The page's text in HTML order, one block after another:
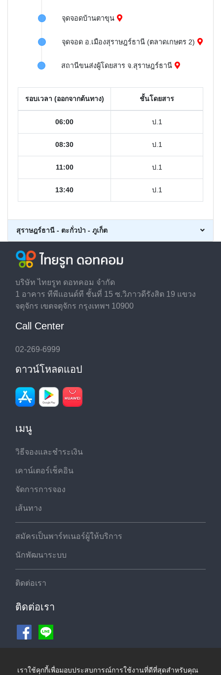
จุดจอดบ้านตาขุน
จุดจอด อ.เมืองสุราษฎร์ธานี (ตลาดเกษตร 2)
สถานีขนส่งผู้โดยสาร จ.สุราษฎร์ธานี
รอบเวลา (ออกจากต้นทาง) ชั้นโดยสาร
06:00 ป.1
08:30 ป.1
11:00 ป.1
13:40 ป.1
สุราษฎร์ธานี - ตะกั่วป่า - ภูเก็ต
เราใช้คุกกี้เพื่อมอบประสบการณ์การใช้งานที่ดีที่สุดสำหรับคุณ
บริษัท ไทยรูท ดอทคอม จำกัด
1 อาคาร ทีพีแอนด์ที ชั้นที่ 15 ซ.วิภาวดีรังสิต 19 แขวง
จตุจักร เขตจตุจักร กรุงเทพฯ 10900
Call Center
02-269-6999
ดาวน์โหลดแอป
เมนู
วิธีจองและชำระเงิน
เคาน์เตอร์เช็คอิน
จัดการการจอง
เส้นทาง
สมัครเป็นพาร์ทเนอร์ผู้ให้บริการ
นักพัฒนาระบบ
ติดต่อเรา
ติดต่อเรา